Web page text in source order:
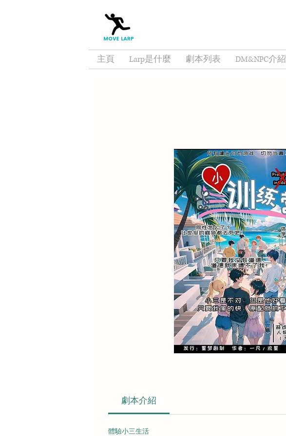
主頁 Larp是什麼 劇本列表 DM&NPC介紹
劇本介紹
體驗小三生活